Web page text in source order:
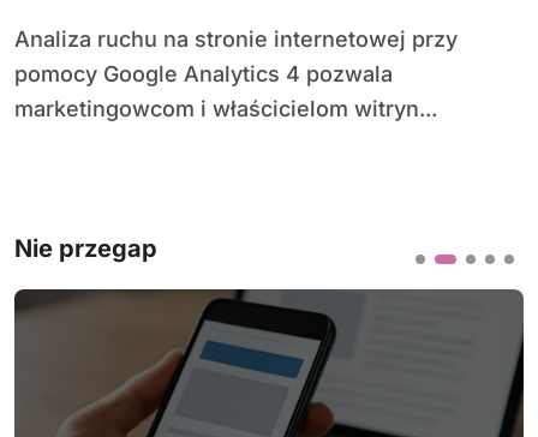
Analiza ruchu na stronie internetowej przy
pomocy Google Analytics 4 pozwala
marketingowcom i właścicielom witryn...
Nie przegap